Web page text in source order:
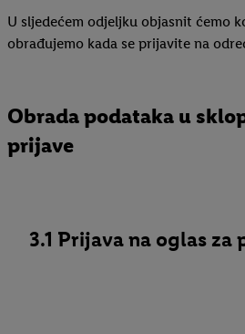
U sljedećem odjeljku objasnit ćemo
obrađujemo kada se prijavite na
Obrada podataka u
prijave
3.1 Prijava na oglas za